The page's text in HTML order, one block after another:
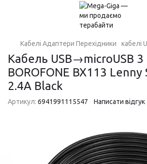
Кабелі Адаптери Перехідники кабелі
Кабель USB→microUSB
BOROFONE BX113 Lenny
2.4A Black
Артикул: 6941991115547 Написати відгук